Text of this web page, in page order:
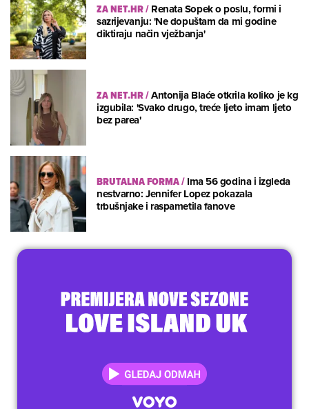
ZA NET.HR/Renata Sopek o poslu, formi i
sazrijevanju: 'Ne dopuštam da mi godine
diktiraju način vježbanja'
ZA NET.HR/Antonija Blaće otkrila koliko je kg
izgubila: 'Svako drugo, treće ljeto imam ljeto
bez parea'
BRUTALNA FORMA/Ima 56 godina i izgleda
nestvarno: Jennifer Lopez pokazala
trbušnjake i raspametila fanove